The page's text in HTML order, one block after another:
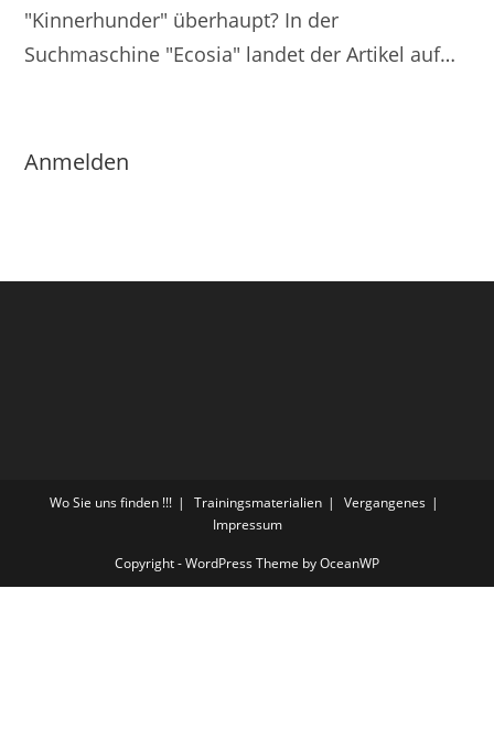
"Kinnerhunder" überhaupt? In der
Suchmaschine "Ecosia" landet der Artikel auf…
Anmelden
Wo Sie uns finden !!! Trainingsmaterialien
Vergangenes
Impressum
Copyright - WordPress Theme by OceanWP